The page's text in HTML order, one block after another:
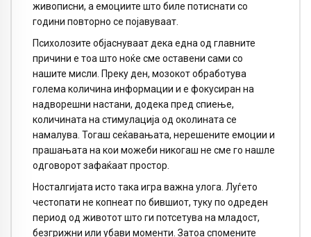
живописни, а емоциите што биле потиснати со
години повторно се појавуваат.
Психолозите објаснуваат дека една од главните
причини е тоа што ноќе сме оставени сами со
нашите мисли. Преку ден, мозокот обработува
голема количина информации и е фокусиран на
надворешни настани, додека пред спиење,
количината на стимулација од околината се
намалува. Тогаш сеќавањата, нерешените емоции и
прашањата на кои можеби никогаш не сме го нашле
одговорот зафаќаат простор.
Носталгијата исто така игра важна улога. Луѓето
честопати не копнеат по бившиот, туку по одреден
период од животот што ги потсетува на младост,
безгрижни или убави моменти. Затоа спомените